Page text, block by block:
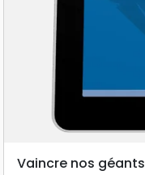
Vaincre nos géants